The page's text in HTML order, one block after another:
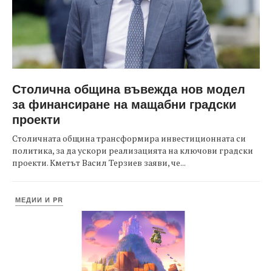
Столична община въвежда нов модел
за финансиране на мащабни градски
проекти
Столичната община трансформира инвестиционната си
политика, за да ускори реализацията на ключови градски
проекти. Кметът Васил Терзиев заяви, че...
МЕДИИ И PR